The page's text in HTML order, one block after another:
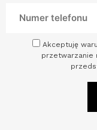
Akceptuję
przetwarzanie